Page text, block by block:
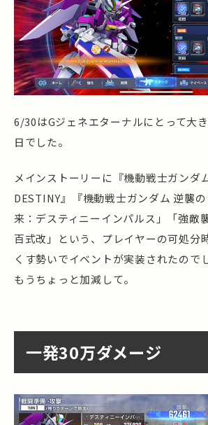
6/30はGジェネエターナルにとって大
日でした。
メインストーリーに『機動戦士ガンダ
DESTINY』『機動戦士ガンダム 逆襲
来：デスティニーインパルス」「強敵
百式改」という、プレイヤーの可処分
くす勢いでイベントが実装されたので
もうちょっと加減して。
一発30万ダメージ